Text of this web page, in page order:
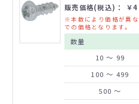
販売価格(税込)： ￥4
※本数により価格が異
での価格となります。
数量
10 ～ 99
100 ～ 499
500 ～